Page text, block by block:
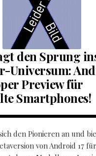
den Sprung
Universum:
Preview für
Smartphones!
den Pionieren an und
von Android 17 für